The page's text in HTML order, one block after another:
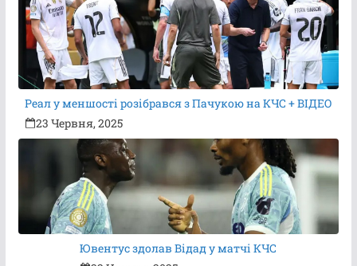
Реал у меншості розібрався з Пачукою на КЧС + ВІДЕО
23 Червня, 2025
Ювентус здолав Відад у матчі КЧС